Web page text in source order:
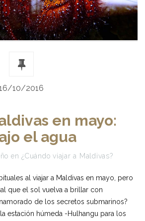
10/2016
en mayo:
el agua
en ¿Cuándo viajar a Maldivas?
al viajar a Maldivas en mayo, pero
que el sol vuelva a brillar con
de los secretos submarinos?
estación húmeda -Hulhangu para los